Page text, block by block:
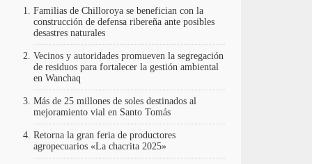
Familias de Chilloroya se benefician con la
construcción de defensa ribereña ante posibles
desastres naturales
Vecinos y autoridades promueven la segregación
de residuos para fortalecer la gestión ambiental
en Wanchaq
Más de 25 millones de soles destinados al
mejoramiento vial en Santo Tomás
Retorna la gran feria de productores
agropecuarios «La chacrita 2025»